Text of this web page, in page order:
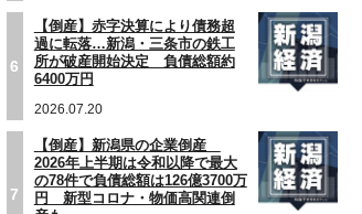
6
【倒産】赤字決算により債務超
過に転落…新潟・三条市の鉄工
所が破産開始決定 負債総額約
6400万円
2026.07.20
7
【倒産】新潟県の企業倒産
2026年上半期は令和以降で最大
の78件で負債総額は126億3700万
円 新型コロナ・物価高関連倒